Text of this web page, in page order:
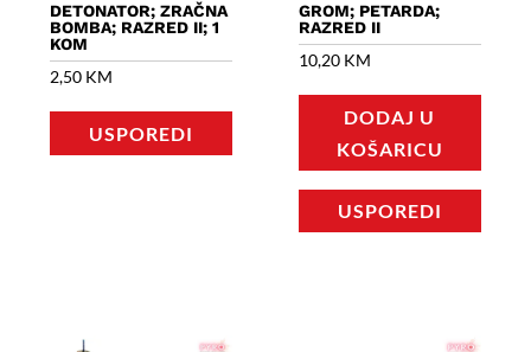
DETONATOR; ZRAČNA
BOMBA; RAZRED II; 1
KOM
2,50 KM
USPOREDI
GROM; PETARDA;
RAZRED II
10,20 KM
DODAJ U
KOŠARICU
USPOREDI